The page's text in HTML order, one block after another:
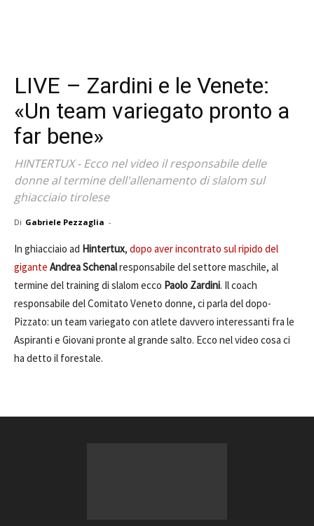
LIVE – Zardini e le Venete:
«Un team variegato pronto a
far bene»
HINTERTUX - Ecco nel video il responsabile delle
donne al termine dell'allenamento di slalom sul
ghiacciaio tirolese
Di Gabriele Pezzaglia -
In ghiacciaio ad Hintertux, dopo aver incontrato sul ripido del
gigante Andrea Schenalresponsabile del settore maschile, al
termine del training di slalom ecco Paolo Zardini. Il coach
responsabile del Comitato Veneto donne, ci parla del dopo-
Pizzato: un team variegato con atlete davvero interessanti fra le
Aspiranti e Giovani pronte al grande salto. Ecco nel video cosa ci
ha detto il forestale.